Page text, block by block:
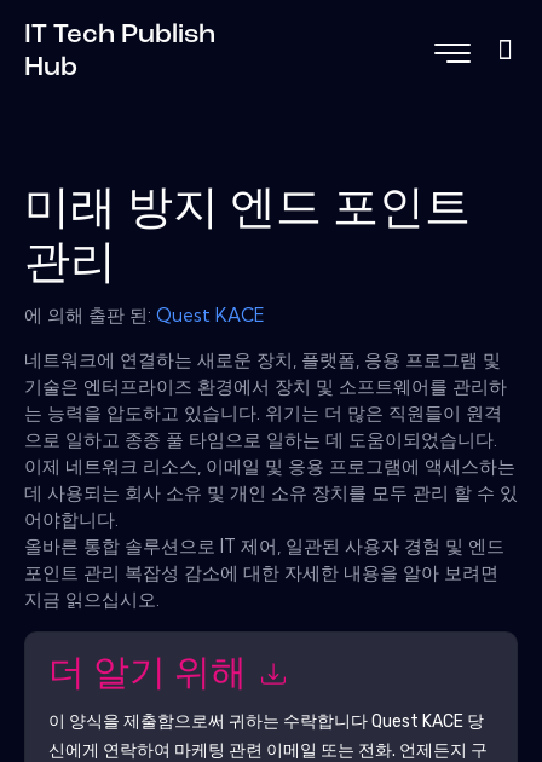
IT Tech Publish
Hub
미래 방지 엔드 포인트
관리
에 의해 출판 된: Quest KACE
네트워크에 연결하는 새로운 장치, 플랫폼, 응용 프로그램 및
기술은 엔터프라이즈 환경에서 장치 및 소프트웨어를 관리하
는 능력을 압도하고 있습니다. 위기는 더 많은 직원들이 원격
으로 일하고 종종 풀 타임으로 일하는 데 도움이되었습니다.
이제 네트워크 리소스, 이메일 및 응용 프로그램에 액세스하는
데 사용되는 회사 소유 및 개인 소유 장치를 모두 관리 할 수 ​​있
어야합니다.
올바른 통합 솔루션으로 IT 제어, 일관된 사용자 경험 및 엔드
포인트 관리 복잡성 감소에 대한 자세한 내용을 알아 보려면
지금 읽으십시오.
더 알기 위해
이 양식을 제출함으로써 귀하는 수락합니다Quest KACE당
신에게 연락하여 마케팅 관련 이메일 또는 전화. 언제든지 구